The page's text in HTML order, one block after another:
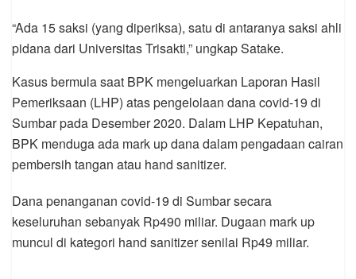
“Ada 15 saksi (yang diperiksa), satu di antaranya saksi ahli
pidana dari Universitas Trisakti,” ungkap Satake.
Kasus bermula saat BPK mengeluarkan Laporan Hasil
Pemeriksaan (LHP) atas pengelolaan dana covid-19 di
Sumbar pada Desember 2020. Dalam LHP Kepatuhan,
BPK menduga ada mark up dana dalam pengadaan cairan
pembersih tangan atau hand sanitizer.
Dana penanganan covid-19 di Sumbar secara
keseluruhan sebanyak Rp490 miliar. Dugaan mark up
muncul di kategori hand sanitizer senilai Rp49 miliar.